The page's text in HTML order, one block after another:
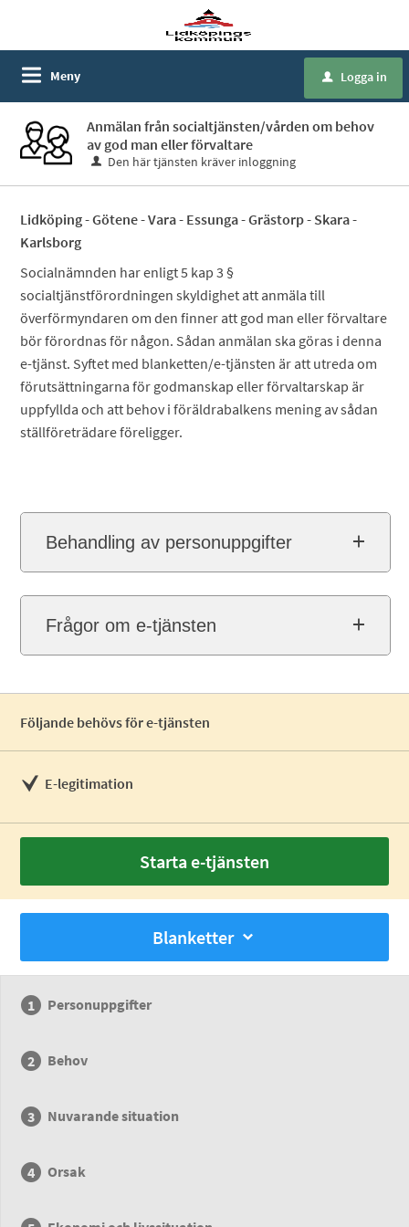
Meny u Logga in
Anmälan från socialtjänsten/vården om behov
av god man eller förvaltare
Den här tjänsten kräver inloggning
Lidköping - Götene - Vara - Essunga - Grästorp - Skara -
Karlsborg
Socialnämnden har enligt 5 kap 3 §
socialtjänstförordningen skyldighet att anmäla till
överförmyndaren om den finner att god man eller förvaltare
bör förordnas för någon. Sådan anmälan ska göras i denna
e-tjänst. Syftet med blanketten/e-tjänsten är att utreda om
förutsättningarna för godmanskap eller förvaltarskap är
uppfyllda och att behov i föräldrabalkens mening av sådan
ställföreträdare föreligger.
Behandling av personuppgifter
Frågor om e-tjänsten
Följande behövs för e-tjänsten
E-legitimation
Starta e-tjänsten
Blanketter
Personuppgifter
Behov
Nuvarande situation
Orsak